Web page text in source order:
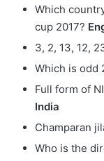
Which
cup 2017?
3, 2, 13, 12,
Which is odd
Full form of
India
Champaran
Who is the